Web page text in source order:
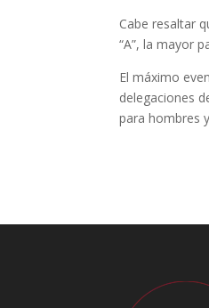
Cabe resaltar
“A”, la mayor
El máximo
delegaciones
para hombres